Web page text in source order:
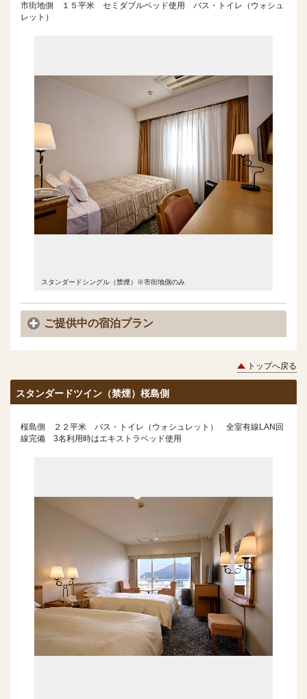
市街地側 １５平米 セミダブルベッド使用 バス・トイレ（ウォシュ
レット）
スタンダードシングル（禁煙）※市街地側のみ
ご提供中の宿泊プラン
トップへ戻る
スタンダードツイン（禁煙）桜島側
桜島側 ２２平米 バス・トイレ（ウォシュレット） 全室有線LAN回
線完備 3名利用時はエキストラベッド使用